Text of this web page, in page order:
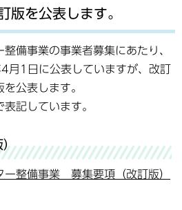
版を公表します。
備事業の事業者募集にあたり、
月1日に公表していますが、改訂
公表します。
記しています。
）
ー整備事業 募集要項（改訂版）